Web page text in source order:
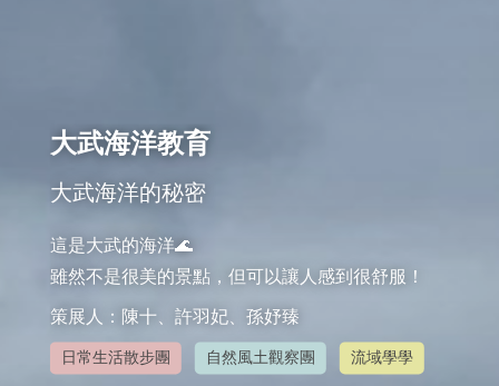
大武海洋教育
大武海洋的秘密
這是大武的海洋🌊
雖然不是很美的景點，但可以讓人感到很舒服！
策展人：陳十、許羽妃、孫妤臻
日常生活散步團 自然風土觀察團 流域學學